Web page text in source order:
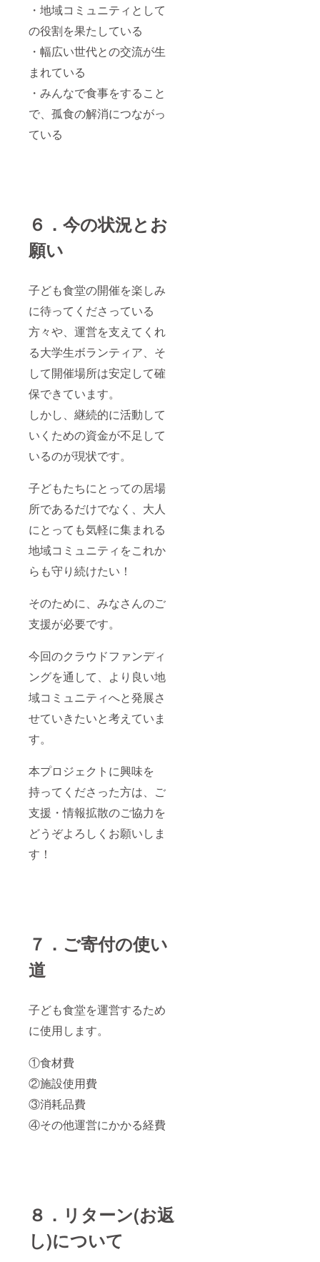
・地域コミュニティとして
の役割を果たしている
・幅広い世代との交流が生
まれている
・みんなで食事をすること
で、孤食の解消につながっ
ている
６．今の状況とお
願い
子ども食堂の開催を楽しみ
に待ってくださっている
方々や、運営を支えてくれ
る大学生ボランティア、そ
して開催場所は安定して確
保できています。
しかし、継続的に活動して
いくための資金が不足して
いるのが現状です。
子どもたちにとっての居場
所であるだけでなく、大人
にとっても気軽に集まれる
地域コミュニティをこれか
らも守り続けたい！
そのために、みなさんのご
支援が必要です。
今回のクラウドファンディ
ングを通して、より良い地
域コミュニティへと発展さ
せていきたいと考えていま
す。
本プロジェクトに興味を
持ってくださった方は、ご
支援・情報拡散のご協力を
どうぞよろしくお願いしま
す！
７．ご寄付の使い
道
子ども食堂を運営するため
に使用します。
①食材費
②施設使用費
③消耗品費
④その他運営にかかる経費
８．リターン(お返
し)について